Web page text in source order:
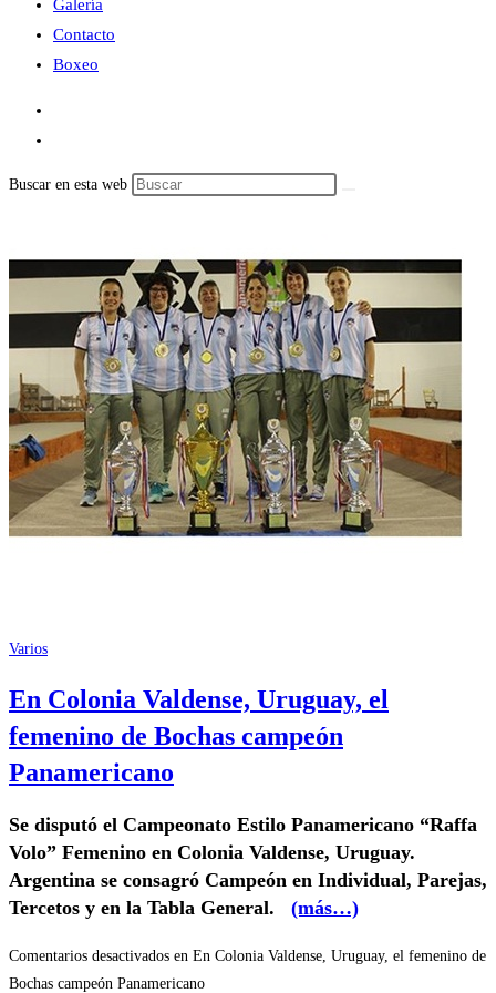
Galería
Contacto
Boxeo
Buscar en esta web
Varios
En Colonia Valdense, Uruguay, el
femenino de Bochas campeón
Panamericano
Se disputó el Campeonato Estilo Panamericano “Raffa
Volo” Femenino en Colonia Valdense, Uruguay.
Argentina se consagró Campeón en Individual, Parejas,
Tercetos y en la Tabla General. (más…)
Comentarios desactivados en En Colonia Valdense, Uruguay, el femenino de
Bochas campeón Panamericano